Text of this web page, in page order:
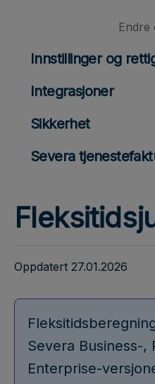
Endre
Innstillinger og
Integrasjoner
Sikkerhet
Severa
Oppdatert 27.01.2026
Severa Business-,
Enterprise-